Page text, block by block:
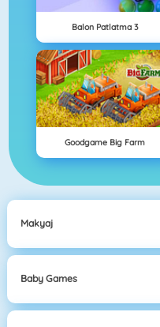
Balon Patlatma 3
Goodgame Big Farm
Makyaj
Baby Games